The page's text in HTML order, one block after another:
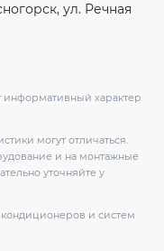
ул. Речная
характер
могут отличаться.
и на монтажные
уточняйте у
и систем